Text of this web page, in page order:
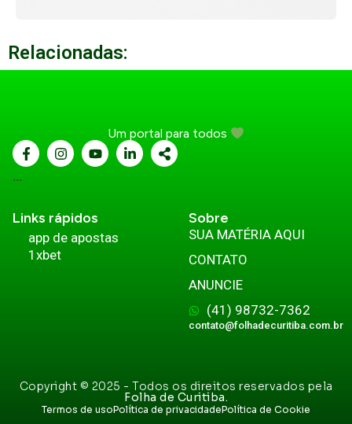
Relacionadas:
Um portal para todos
...
Links rápidos
app de apostas
1xbet
Sobre
SUA MATÉRIA AQUI
CONTATO
ANUNCIE
(41) 98732-7362
contato@folhadecuritiba.com.br
Copyright © 2025 - Todos os direitos reservados pela
Folha de Curitiba.
Termos de usoPolítica de privacidadePolítica de Cookie